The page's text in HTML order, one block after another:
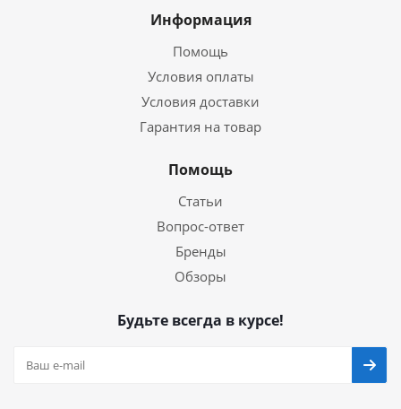
Информация
Помощь
Условия оплаты
Условия доставки
Гарантия на товар
Помощь
Статьи
Вопрос-ответ
Бренды
Обзоры
Будьте всегда в курсе!